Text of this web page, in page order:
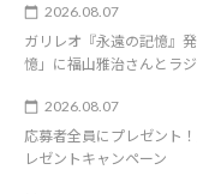
2026.08.07
ガリレオ『永遠の記憶』
憶」に福山雅治さんとラ
2026.08.07
応募者全員にプレゼント
レゼントキャンペーン